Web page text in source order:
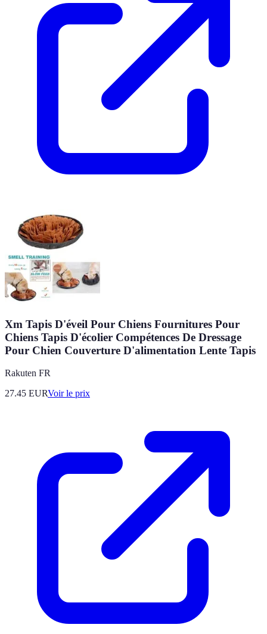
Xm Tapis D'éveil Pour Chiens Fournitures Pour
Chiens Tapis D'écolier Compétences De Dressage
Pour Chien Couverture D'alimentation Lente Tapis
Rakuten FR
27.45 EURVoir le prix